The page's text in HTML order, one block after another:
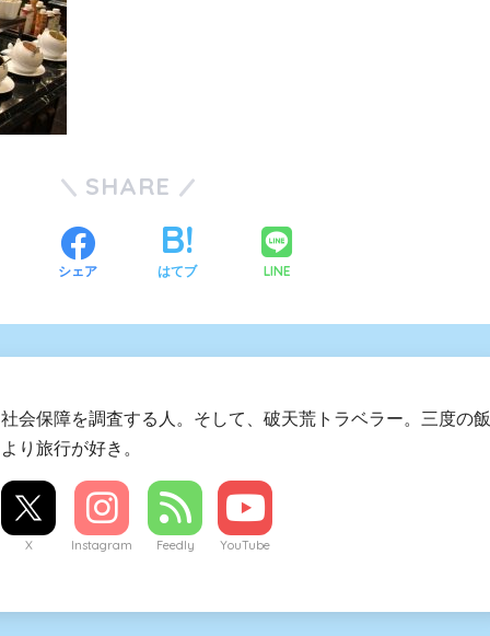
SHARE
シェア はてブ LINE
社会保障を調査する人。そして、破天荒トラベラー。三度の飯
より旅行が好き。
X Instagram Feedly YouTube